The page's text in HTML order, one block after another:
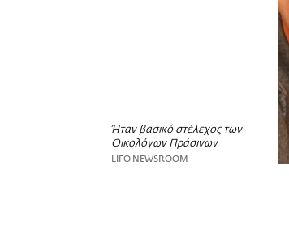
Ήταν βασικό στέλεχος των
Οικολόγων Πράσινων
LIFO NEWSROOM